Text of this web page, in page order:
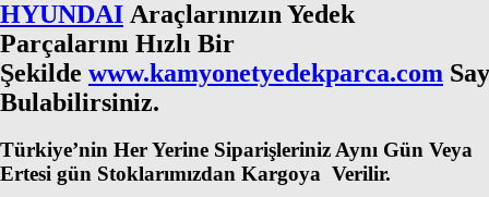
HYUNDAI Araçlarınızın Yedek
Parçalarını Hızlı Bir
Şekilde www.kamyonetyedekparca.com
Bulabilirsiniz.
Türkiye’nin Her Yerine Siparişleriniz Aynı Gün Veya
Ertesi gün Stoklarımızdan Kargoya Verilir.